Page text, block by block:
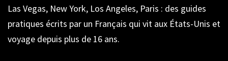
Las Vegas, New York, Los Angeles, Paris : des guides
pratiques écrits par un Français qui vit aux États-Unis et
voyage depuis plus de 16 ans.